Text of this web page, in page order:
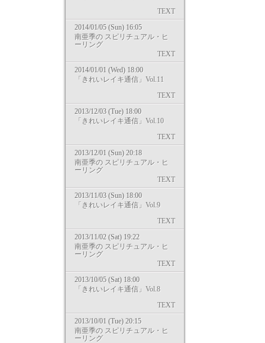
TEXT
2014/01/05 (Sun) 16:05
南亜季の スピリチュアル・ヒ
ーリング
TEXT
2014/01/01 (Wed) 18:00
「きれいレイキ通信」Vol.11
TEXT
2013/12/03 (Tue) 18:00
「きれいレイキ通信」Vol.10
TEXT
2013/12/01 (Sun) 20:18
南亜季の スピリチュアル・ヒ
ーリング
TEXT
2013/11/03 (Sun) 18:00
「きれいレイキ通信」Vol.9
TEXT
2013/11/02 (Sat) 19:22
南亜季の スピリチュアル・ヒ
ーリング
TEXT
2013/10/05 (Sat) 18:00
「きれいレイキ通信」Vol.8
TEXT
2013/10/01 (Tue) 20:15
南亜季の スピリチュアル・ヒ
ーリング